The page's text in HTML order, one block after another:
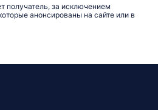
получатель, за исключением
анонсированы на сайте или в